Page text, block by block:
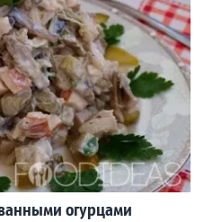
огурцами